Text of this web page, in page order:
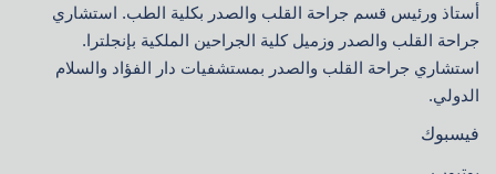
أستاذ ورئيس قسم جراحة القلب والصدر بكلية الطب. استشاري
جراحة القلب والصدر وزميل كلية الجراحين الملكية بإنجلترا.
استشاري جراحة القلب والصدر بمستشفيات دار الفؤاد والسلام
الدولي.
فيسبوك